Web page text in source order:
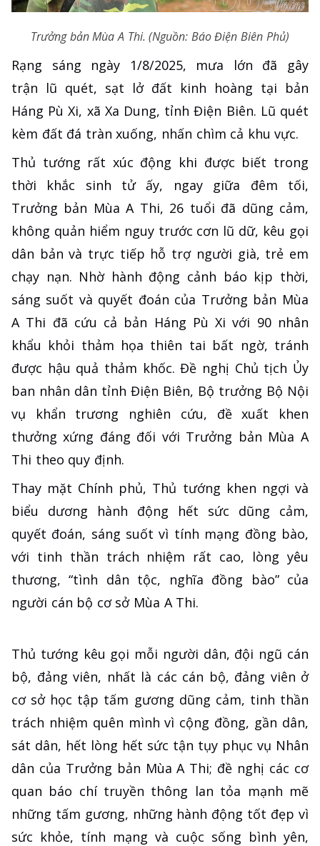
Trưởng bản Mùa A Thi. (Nguồn: Báo Điện Biên Phủ)
Rạng sáng ngày 1/8/2025, mưa lớn đã gây
trận lũ quét, sạt lở đất kinh hoàng tại bản
Háng Pù Xi, xã Xa Dung, tỉnh Điện Biên. Lũ quét
kèm đất đá tràn xuống, nhấn chìm cả khu vực.
Thủ tướng rất xúc động khi được biết trong
thời khắc sinh tử ấy, ngay giữa đêm tối,
Trưởng bản Mùa A Thi, 26 tuổi đã dũng cảm,
không quản hiểm nguy trước cơn lũ dữ, kêu gọi
dân bản và trực tiếp hỗ trợ người già, trẻ em
chạy nạn. Nhờ hành động cảnh báo kịp thời,
sáng suốt và quyết đoán của Trưởng bản Mùa
A Thi đã cứu cả bản Háng Pù Xi với 90 nhân
khẩu khỏi thảm họa thiên tai bất ngờ, tránh
được hậu quả thảm khốc. Đề nghị Chủ tịch Ủy
ban nhân dân tỉnh Điện Biên, Bộ trưởng Bộ Nội
vụ khẩn trương nghiên cứu, đề xuất khen
thưởng xứng đáng đối với Trưởng bản Mùa A
Thi theo quy định.
Thay mặt Chính phủ, Thủ tướng khen ngợi và
biểu dương hành động hết sức dũng cảm,
quyết đoán, sáng suốt vì tính mạng đồng bào,
với tinh thần trách nhiệm rất cao, lòng yêu
thương, “tình dân tộc, nghĩa đồng bào” của
người cán bộ cơ sở Mùa A Thi.
Thủ tướng kêu gọi mỗi người dân, đội ngũ cán
bộ, đảng viên, nhất là các cán bộ, đảng viên ở
cơ sở học tập tấm gương dũng cảm, tinh thần
trách nhiệm quên mình vì cộng đồng, gần dân,
sát dân, hết lòng hết sức tận tụy phục vụ Nhân
dân của Trưởng bản Mùa A Thi; đề nghị các cơ
quan báo chí truyền thông lan tỏa mạnh mẽ
những tấm gương, những hành động tốt đẹp vì
sức khỏe, tính mạng và cuộc sống bình yên,